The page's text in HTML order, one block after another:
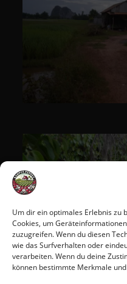
Um dir ein optimales Erlebnis zu
Cookies, um
zuzugreifen. Wenn du diesen
wie das Surfverhalten oder
verarbeiten. Wenn du deine
können bestimmte Merkmale